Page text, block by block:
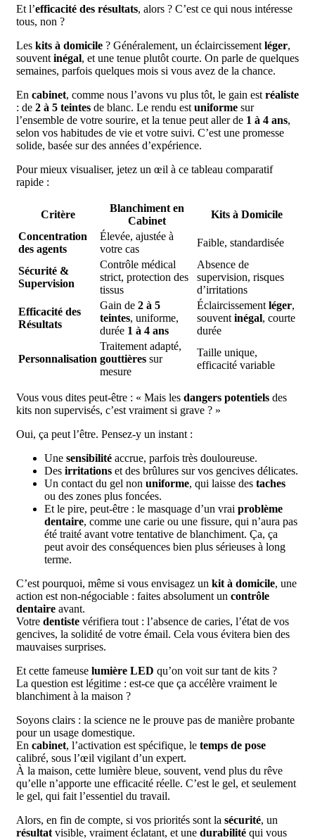
Et l’efficacité des résultats, alors ? C’est ce qui nous intéresse
tous, non ?
Les kits à domicile ? Généralement, un éclaircissement léger,
souvent inégal, et une tenue plutôt courte. On parle de quelques
semaines, parfois quelques mois si vous avez de la chance.
En cabinet, comme nous l’avons vu plus tôt, le gain est réaliste
: de 2 à 5 teintes de blanc. Le rendu est uniforme sur
l’ensemble de votre sourire, et la tenue peut aller de 1 à 4 ans,
selon vos habitudes de vie et votre suivi. C’est une promesse
solide, basée sur des années d’expérience.
Pour mieux visualiser, jetez un œil à ce tableau comparatif
rapide :
Critère
Blanchiment en
Cabinet
Kits à Domicile
Concentration
des agents
Élevée, ajustée à
votre cas
Faible, standardisée
Sécurité &
Supervision
Contrôle médical
strict, protection des
tissus
Absence de
supervision, risques
d’irritations
Efficacité des
Résultats
Gain de 2 à 5
teintes, uniforme,
durée 1 à 4 ans
Éclaircissement léger,
souvent inégal, courte
durée
Personnalisation
Traitement adapté,
gouttières sur
mesure
Taille unique,
efficacité variable
Vous vous dites peut-être : « Mais les dangers potentiels des
kits non supervisés, c’est vraiment si grave ? »
Oui, ça peut l’être. Pensez-y un instant :
Une sensibilité accrue, parfois très douloureuse.
Des irritations et des brûlures sur vos gencives délicates.
Un contact du gel non uniforme, qui laisse des taches
ou des zones plus foncées.
Et le pire, peut-être : le masquage d’un vrai problème
dentaire, comme une carie ou une fissure, qui n’aura pas
été traité avant votre tentative de blanchiment. Ça, ça
peut avoir des conséquences bien plus sérieuses à long
terme.
C’est pourquoi, même si vous envisagez un kit à domicile, une
action est non-négociable : faites absolument un contrôle
dentaire avant.
Votre dentiste vérifiera tout : l’absence de caries, l’état de vos
gencives, la solidité de votre émail. Cela vous évitera bien des
mauvaises surprises.
Et cette fameuse lumière LED qu’on voit sur tant de kits ?
La question est légitime : est-ce que ça accélère vraiment le
blanchiment à la maison ?
Soyons clairs : la science ne le prouve pas de manière probante
pour un usage domestique.
En cabinet, l’activation est spécifique, le temps de pose
calibré, sous l’œil vigilant d’un expert.
À la maison, cette lumière bleue, souvent, vend plus du rêve
qu’elle n’apporte une efficacité réelle. C’est le gel, et seulement
le gel, qui fait l’essentiel du travail.
Alors, en fin de compte, si vos priorités sont la sécurité, un
résultat visible, vraiment éclatant, et une durabilité qui vous